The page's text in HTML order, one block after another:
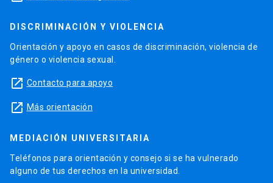
DISCRIMINACIÓN Y VIOLENCIA
Orientación y apoyo en casos de discriminación, violencia de
género o violencia sexual.
launch Contacto para apoyo
launch Más orientación
MEDIACIÓN UNIVERSITARIA
Teléfonos para orientación y consejo si se ha vulnerado
alguno de tus derechos en la universidad.